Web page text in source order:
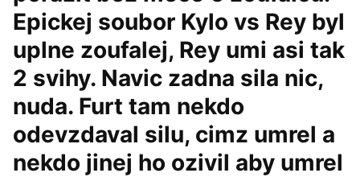
Epickej soubor Kylo vs Rey byl
uplne zoufalej, Rey umi asi tak
2 svihy. Navic zadna sila nic,
nuda. Furt tam nekdo
odevzdaval silu, cimz umrel a
nekdo jinej ho ozivil aby umrel